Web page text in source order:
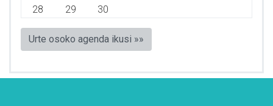
28
29 30
Urte osoko agenda ikusi »»